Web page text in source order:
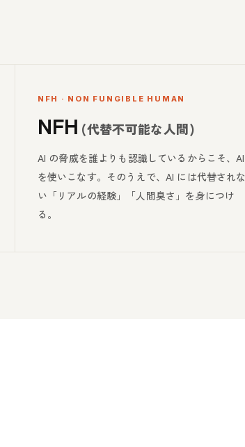
NFH · NON FUNGIBLE HUMAN
NFH (代替不可能な人間)
AI の脅威を誰よりも認識しているからこそ、AI
を使いこなす。そのうえで、AI には代替されな
い「リアルの経験」「人間臭さ」を身につけ
る。